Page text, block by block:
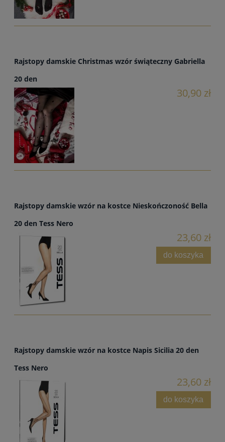
Rajstopy damskie Christmas wzór świąteczny Gabriella
20 den
30,90 zł
Rajstopy damskie wzór na kostce Nieskończoność Bella
20 den Tess Nero
23,60 zł
do koszyka
Rajstopy damskie wzór na kostce Napis Sicilia 20 den
Tess Nero
23,60 zł
do koszyka